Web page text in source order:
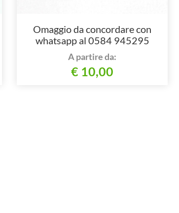
Omaggio da concordare con
whatsapp al 0584 945295
A partire da:
€ 10,00